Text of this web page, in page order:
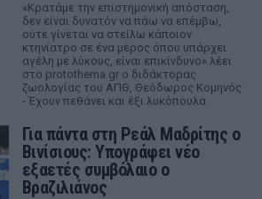
«Κρατάμε την επιστημονική απόσταση,
δεν είναι δυνατόν να πάω να επέμβω,
ούτε γίνεται να στείλω κάποιον
κτηνίατρο σε ένα μέρος όπου υπάρχει
αγέλη με λύκους, είναι επικίνδυνο» λέει
στο protothema.gr ο διδάκτορας
ζωολογίας του ΑΠΘ, Θεόδωρος Κομηνός
- Έχουν πεθάνει και έξι λυκόπουλα
Για πάντα στη Ρεάλ Μαδρίτης ο
Βινίσιους: Υπογράφει νέο
εξαετές συμβόλαιο ο
Βραζιλιάνος